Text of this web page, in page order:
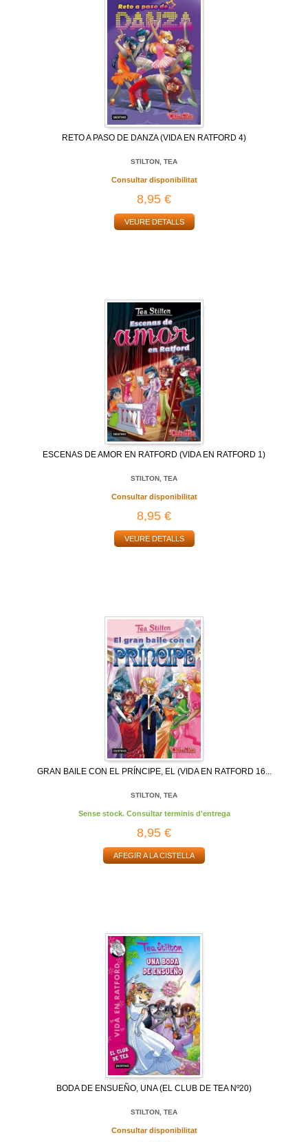
RETO A PASO DE DANZA (VIDA EN RATFORD 4)
STILTON, TEA
Consultar disponibilitat
8,95 €
VEURE DETALLS
ESCENAS DE AMOR EN RATFORD (VIDA EN RATFORD 1)
STILTON, TEA
Consultar disponibilitat
8,95 €
VEURE DETALLS
GRAN BAILE CON EL PRÍNCIPE, EL (VIDA EN RATFORD 16...
STILTON, TEA
Sense stock. Consultar terminis d'entrega
8,95 €
AFEGIR A LA CISTELLA
BODA DE ENSUEÑO, UNA (EL CLUB DE TEA Nº20)
STILTON, TEA
Consultar disponibilitat